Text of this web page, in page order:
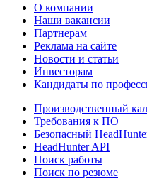
О компании
Наши вакансии
Партнерам
Реклама на сайте
Новости и статьи
Инвесторам
Кандидаты по
Производственный
Требования к ПО
Безопасный
HeadHunter API
Поиск работы
Поиск по резюме